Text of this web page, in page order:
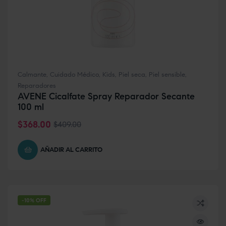
Calmante, Cuidado Médico, Kids, Piel seca, Piel sensible,
Reparadores
AVENE Cicalfate Spray Reparador Secante
100 ml
$409.00
$368.00
AÑADIR AL CARRITO
-10% OFF